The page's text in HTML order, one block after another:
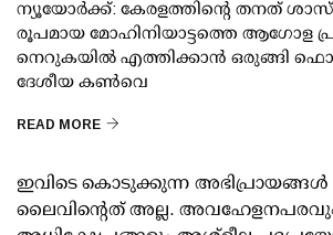
ന്യൂയോര്‍ക്ക്: കേരളത്തിന്റെ തനത്
രൂപമായ മോഹിനിയാട്ടത്തെ ആഗോള
നെറുകയില്‍ എത്തിക്കാന്‍ ഒരുങ്ങി
ദേശീയ കണ്‍വെ
READ MORE
ഇവിടെ കൊടുക്കുന്ന
ലൈവിന്റെത് അല്ല. അവഹേളനപരവും